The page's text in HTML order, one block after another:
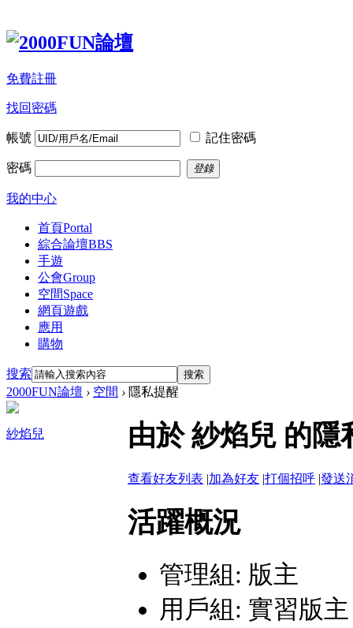
免費註冊
找回密碼
帳號 記住密碼
密碼 登錄
我的中心
首頁Portal
綜合論壇BBS
手遊
公會Group
空間Space
網頁遊戲
應用
購物
搜索 搜索
2000FUN論壇 › 空間 › 隱私提醒
紗焰兒 由於 紗焰兒 的
查看好友列表 |加為好友 |打個招呼 |發送
活躍概況
管理組: 版主
用戶組: 實習版主